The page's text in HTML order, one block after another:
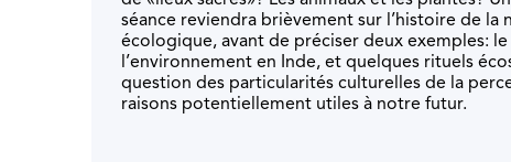
séance reviendra brièvement sur l’histoire de
écologique, avant de préciser deux exemples:
l’environnement en Inde, et quelques rituels
question des particularités culturelles de la
raisons potentiellement utiles à notre futur.